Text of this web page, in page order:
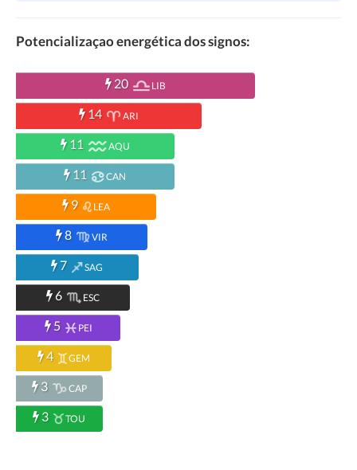
Potencializaçao energética dos signos:
20 LIB
14 ARI
11 AQU
11 CAN
9 LEA
8 VIR
7 SAG
6 ESC
5 PEI
4 GEM
3 CAP
3 TOU